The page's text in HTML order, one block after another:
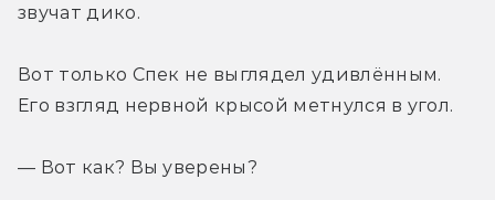
звучат дико.
Вот только Спек не выглядел удивлённым.
Его взгляд нервной крысой метнулся в угол.
— Вот как? Вы уверены?